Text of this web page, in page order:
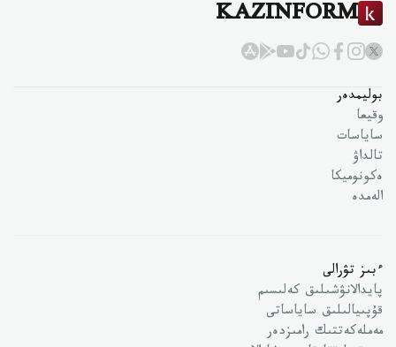
KAZINFORM
بوليمدەر
وقيعا
ساياسات
تالداۋ
ەكونوميكا
الەمدە
ءبىز تۋرالى
پايدالانۋشىلىق كەلىسىم
قۇپىيالىلىق ساياساتى
مەملەكەتتىك رامىزدەر